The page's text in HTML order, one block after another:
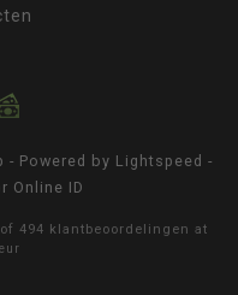
- Powered by Lightspeed -
Online ID
494 klantbeoordelingen at